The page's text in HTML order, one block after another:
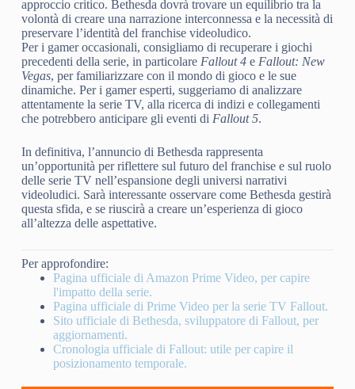
approccio critico. Bethesda dovrà trovare un equilibrio tra la
volontà di creare una narrazione interconnessa e la necessità di
preservare l’identità del franchise videoludico.
Per i gamer occasionali, consigliamo di recuperare i giochi
precedenti della serie, in particolare Fallout 4e Fallout: New
Vegas, per familiarizzare con il mondo di gioco e le sue
dinamiche. Per i gamer esperti, suggeriamo di analizzare
attentamente la serie TV, alla ricerca di indizi e collegamenti
che potrebbero anticipare gli eventi di Fallout 5.
In definitiva, l’annuncio di Bethesda rappresenta
un’opportunità per riflettere sul futuro del franchise e sul ruolo
delle serie TV nell’espansione degli universi narrativi
videoludici. Sarà interessante osservare come Bethesda gestirà
questa sfida, e se riuscirà a creare un’esperienza di gioco
all’altezza delle aspettative.
Per approfondire:
Pagina ufficiale di Amazon Prime Video, per capire
l'impatto della serie.
Pagina ufficiale di Prime Video per la serie TV Fallout.
Sito ufficiale di Bethesda, sviluppatore di Fallout, per
aggiornamenti.
Cronologia ufficiale di Fallout: utile per capire il
posizionamento temporale.